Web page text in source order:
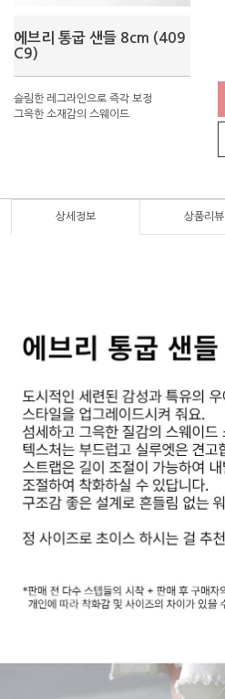
에브리 통굽 샌들 8cm (409
C9)
슬림한 레그라인으로 즉각 보정
그윽한 소재감의 스웨이드
상세정보 상품리뷰